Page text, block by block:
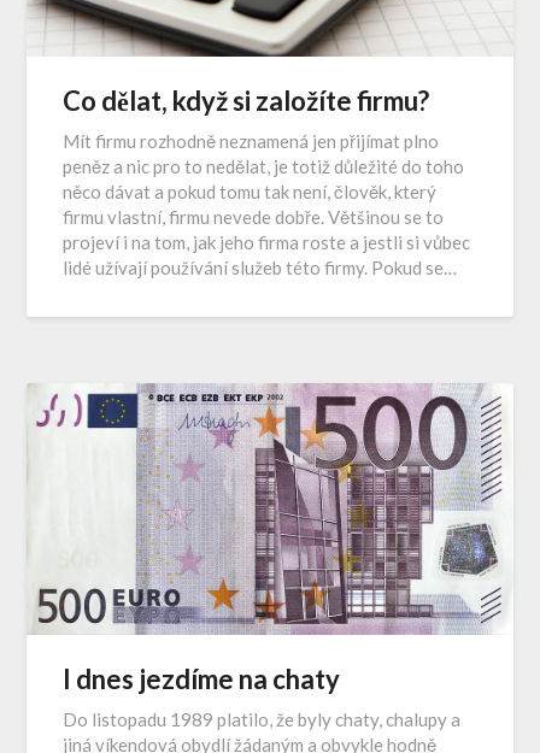
Co dělat, když si založíte firmu?
Mít firmu rozhodně neznamená jen přijímat plno
peněz a nic pro to nedělat, je totiž důležité do toho
něco dávat a pokud tomu tak není, člověk, který
firmu vlastní, firmu nevede dobře. Většinou se to
projeví i na tom, jak jeho firma roste a jestli si vůbec
lidé užívají používání služeb této firmy. Pokud se…
I dnes jezdíme na chaty
Do listopadu 1989 platilo, že byly chaty, chalupy a
jiná víkendová obydlí žádaným a obvykle hodně